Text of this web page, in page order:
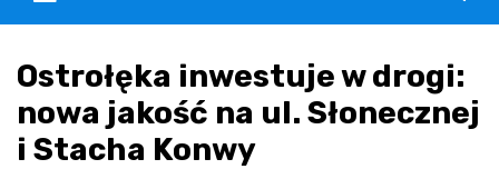
Ostrołęka inwestuje w drogi:
nowa jakość na ul. Słonecznej
i Stacha Konwy